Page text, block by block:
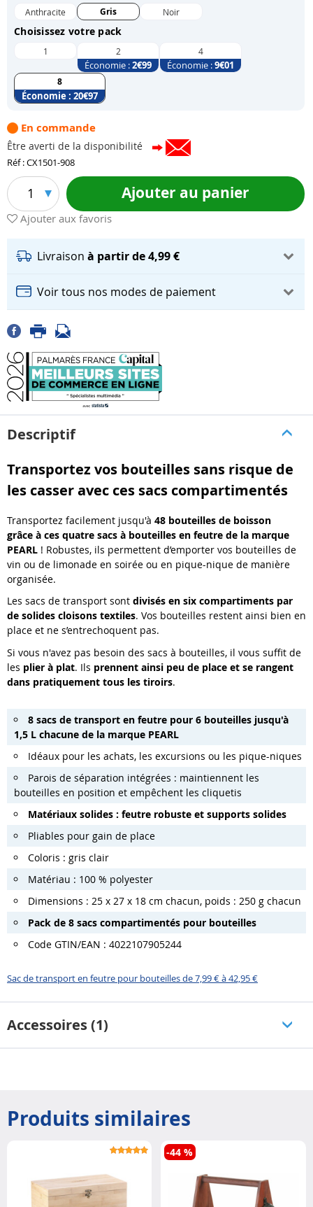
Anthracite Gris Noir
Choisissez votre pack
1 2
Économie :2€99
4
Économie :9€01
8
Économie : 20€97
En commande
Être averti de la disponibilité
Réf : CX1501-908
1 Ajouter au panier
Ajouter aux favoris
Livraison à partir de 4,99 €
Voir tous nos modes de paiement
Descriptif
Transportez vos bouteilles sans risque de
les casser avec ces sacs compartimentés
Transportez facilement jusqu'à 48 bouteilles de boisson
grâce à ces quatre sacs à bouteilles en feutre de la marque
PEARL ! Robustes, ils permettent d’emporter vos bouteilles de
vin ou de limonade en soirée ou en pique-nique de manière
organisée.
Les sacs de transport sont divisés en six compartiments par
de solides cloisons textiles. Vos bouteilles restent ainsi bien en
place et ne s’entrechoquent pas.
Si vous n'avez pas besoin des sacs à bouteilles, il vous suffit de
les plier à plat. Ils prennent ainsi peu de place et se rangent
dans pratiquement tous les tiroirs.
8 sacs de transport en feutre pour 6 bouteilles jusqu'à
1,5 L chacune de la marque PEARL
Idéaux pour les achats, les excursions ou les pique-niques
Parois de séparation intégrées : maintiennent les
bouteilles en position et empêchent les cliquetis
Matériaux solides : feutre robuste et supports solides
Pliables pour gain de place
Coloris : gris clair
Matériau : 100 % polyester
Dimensions : 25 x 27 x 18 cm chacun, poids : 250 g chacun
Pack de 8 sacs compartimentés pour bouteilles
Code GTIN/EAN : 4022107905244
Sac de transport en feutre pour bouteilles de 7,99 € à 42,95 €
Accessoires (1)
Produits similaires
-44 %